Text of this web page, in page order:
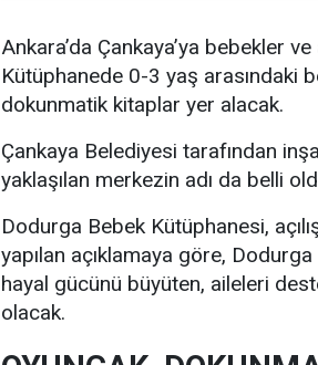
Ankara’da Çankaya’ya bebekler
Kütüphanede 0-3 yaş arasındaki
dokunmatik kitaplar yer alacak.
Çankaya Belediyesi tarafından
yaklaşılan merkezin adı da belli
Dodurga Bebek Kütüphanesi,
yapılan açıklamaya göre,
hayal gücünü büyüten, aileleri
olacak.